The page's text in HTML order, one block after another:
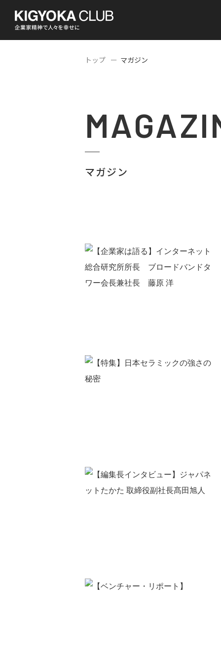
トップ マガジン
マガジン